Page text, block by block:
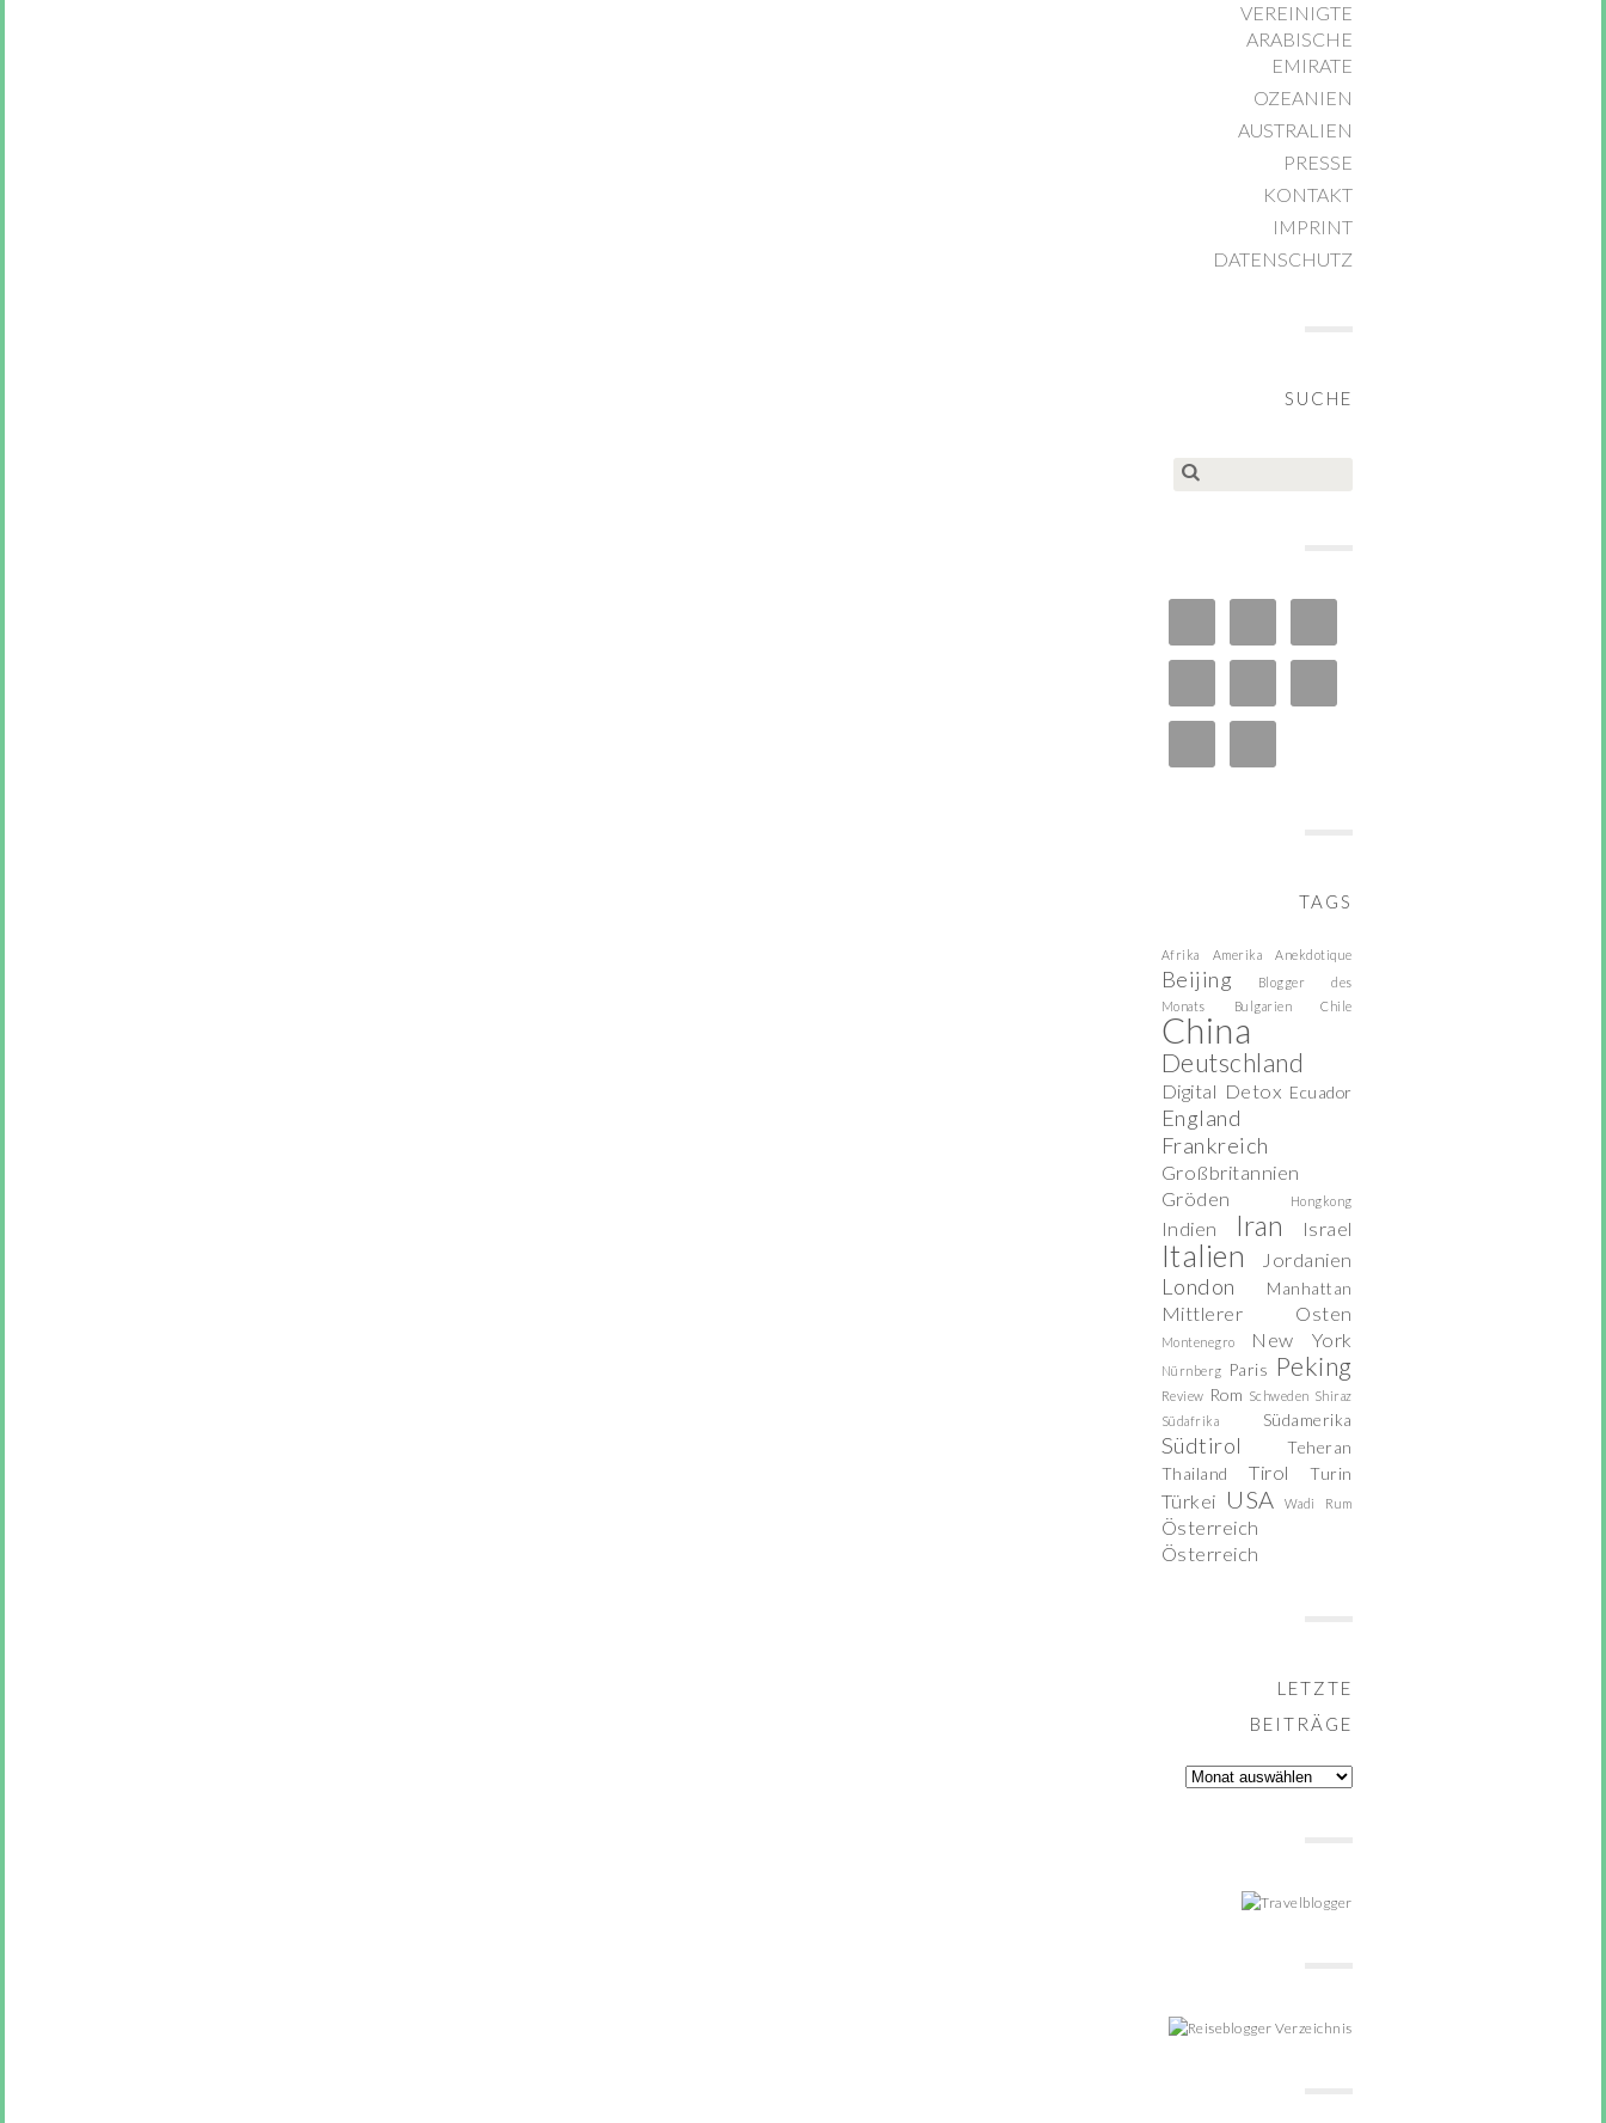
VEREINIGTE
ARABISCHE
EMIRATE
OZEANIEN
AUSTRALIEN
PRESSE
KONTAKT
IMPRINT
DATENSCHUTZ
SUCHE
TAGS
Afrika Amerika Anekdotique
Beijing
Blogger des
Monats
Bulgarien Chile
China
Deutschland
Digital Detox Ecuador
England
Frankreich
Großbritannien
Gröden
Hongkong
Indien Iran Israel
Italien Jordanien
London Manhattan
Mittlerer Osten
Montenegro New York
Nürnberg Paris Peking
Review Rom Schweden Shiraz
Südafrika
Südamerika
Südtirol
Teheran
Thailand
Tirol Turin
Türkei USA Wadi Rum
Österreich
Österreich
LETZTE
BEITRÄGE